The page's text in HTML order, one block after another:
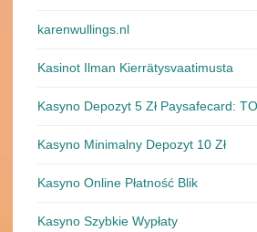
karenwullings.nl
Kasinot Ilman Kierrätysvaatimusta
Kasyno Depozyt 5 Zł Paysafecard:
Kasyno Minimalny Depozyt 10 Zł
Kasyno Online Płatność Blik
Kasyno Szybkie Wypłaty